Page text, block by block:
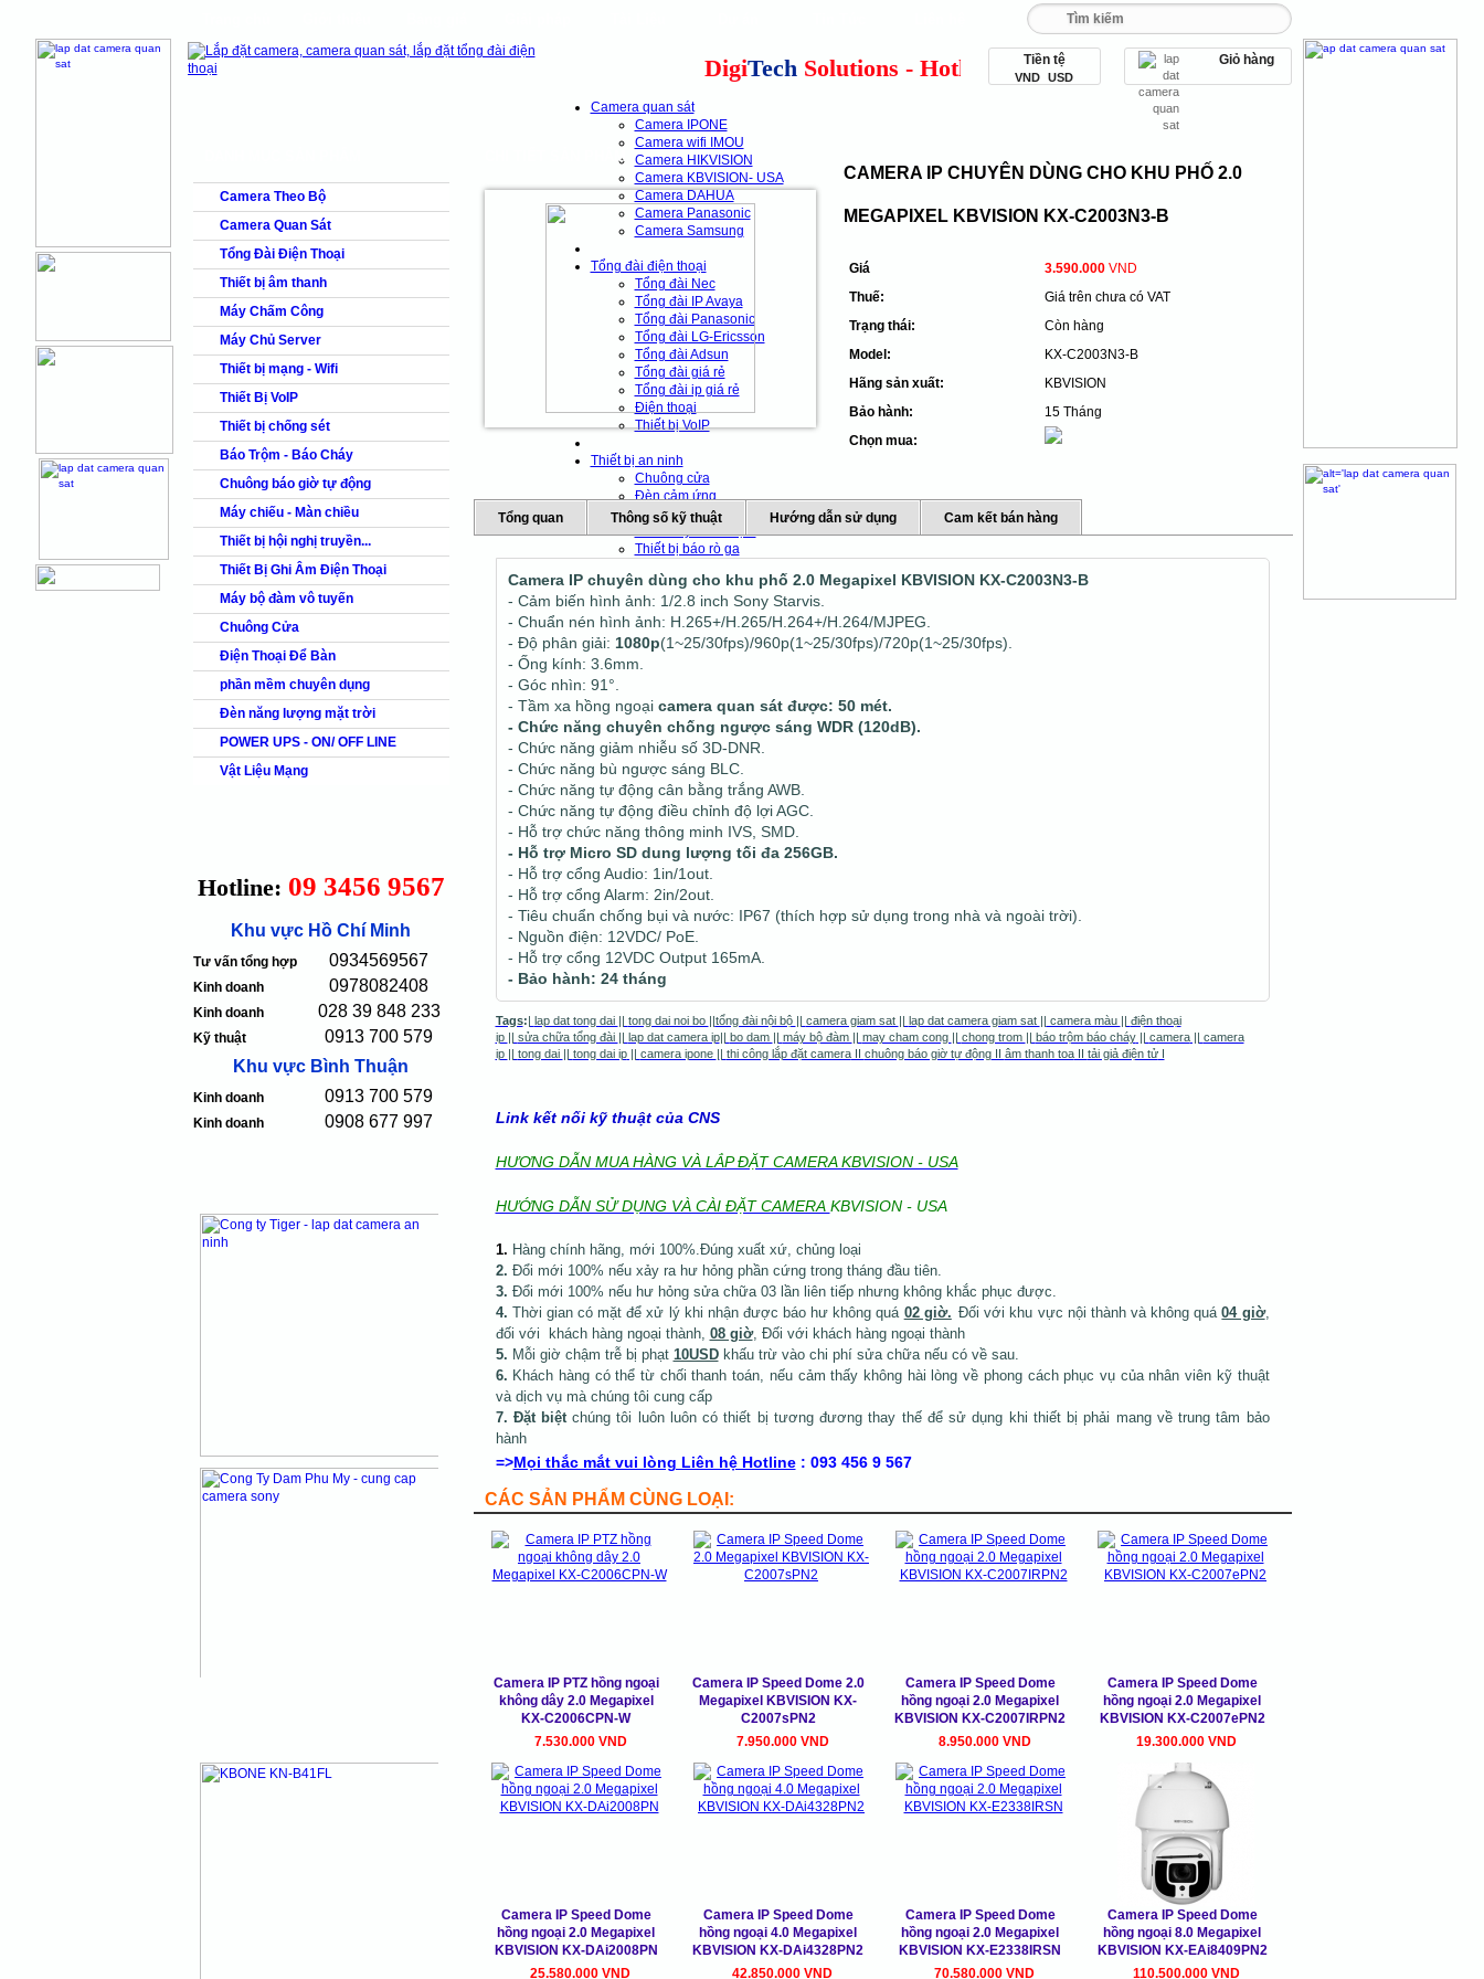
cns
shops faq products our clients DigiTech Solutions - Hotline: 093 456 9 567
Tiền tệ
VND USD
Giỏ hàng
Camera quan sát
Camera IPONE
Camera wifi IMOU
Camera HIKVISION
Camera KBVISION- USA
Camera DAHUA
Camera Panasonic
Camera Samsung
Tổng đài điện thoại
Tổng đài Nec
Tổng đài IP Avaya
Tổng đài Panasonic
Tổng đài LG-Ericsson
Tổng đài Adsun
Tổng đài giá rẻ
Tổng đài ip giá rẻ
Điện thoại
Thiết bị VoIP
Thiết bị an ninh
Chuông cửa
Đèn cảm ứng
Đèn báo trộm
Báo cháy - Báo trộm
Thiết bị báo rò ga
Thiết bị chống sét
Thiết bị văn phòng
Thiết bị mạng - Wifi
Máy chủ
Máy bộ đàm
Máy chiếu và phụ kiện
Chuông báo giờ tự động
Camera Theo Bộ
Camera Quan Sát
Tổng Đài Điện Thoại
Thiết bị âm thanh
Máy Chấm Công
Máy Chủ Server
Thiết bị mạng - Wifi
Thiết Bị VoIP
Thiết bị chống sét
Báo Trộm - Báo Cháy
Chuông báo giờ tự động
Máy chiếu - Màn chiều
Thiết bị hội nghị truyền...
Thiết Bị Ghi Âm Điện Thoại
Máy bộ đàm vô tuyến
Chuông Cửa
Điện Thoại Để Bàn
phần mềm chuyên dụng
Đèn năng lượng mặt trời
POWER UPS - ON/ OFF LINE
Vật Liệu Mạng
Hotline: 09 3456 9567
Khu vực Hồ Chí Minh
Tư vấn tổng hợp 0934569567
Kinh doanh 0978082408
Kinh doanh 028 39 848 233
Kỹ thuật
0913 700 579
Khu vực Bình Thuận
Kinh doanh 0913 700 579
Kinh doanh 0908 677 997
CHI TIẾT SẢN PHẨM
CAMERA IP CHUYÊN DÙNG CHO KHU PHỐ 2.0
MEGAPIXEL KBVISION KX-C2003N3-B
Giá
Thuế:
Trạng thái:
Model:
Hãng sản xuất:
Bảo hành:
Chọn mua:
3.590.000VND
Giá trên chưa có VAT
Còn hàng
KX-C2003N3-B
KBVISION
15 Tháng
Tổng quan Thông số kỹ thuật Hướng dẫn sử dụng Cam kết bán hàng
Camera IP chuyên dùng cho khu phố 2.0 Megapixel KBVISION KX-C2003N3-B
- Cảm biến hình ảnh: 1/2.8 inch Sony Starvis.
- Chuẩn nén hình ảnh: H.265+/H.265/H.264+/H.264/MJPEG.
- Độ phân giải: 1080p(1~25/30fps)/960p(1~25/30fps)/720p(1~25/30fps).
- Ống kính: 3.6mm.
- Góc nhìn: 91°.
- Tầm xa hồng ngoại camera quan sátđược: 50 mét.
- Chức năng chuyên chống ngược sáng WDR (120dB).
- Chức năng giảm nhiễu số 3D-DNR.
- Chức năng bù ngược sáng BLC.
- Chức năng tự động cân bằng trắng AWB.
- Chức năng tự động điều chỉnh độ lợi AGC.
- Hỗ trợ chức năng thông minh IVS, SMD.
- Hỗ trợ Micro SD dung lượng tối đa 256GB.
- Hỗ trợ cổng Audio: 1in/1out.
- Hỗ trợ cổng Alarm: 2in/2out.
- Tiêu chuẩn chống bụi và nước: IP67 (thích hợp sử dụng trong nhà và ngoài trời).
- Nguồn điện: 12VDC/ PoE.
- Hỗ trợ cổng 12VDC Output 165mA.
- Bảo hành: 24 tháng
Tags:| lap dat tong dai || tong dai noi bo ||tổng đài nội bộ || camera giam sat || lap dat camera giam sat || camera màu || điện thoại
ip || sửa chữa tổng đài || lap dat camera ip|| bo dam || máy bộ đàm || may cham cong || chong trom || báo trộm báo cháy|| camera|| camera
ip || tong dai || tong dai ip|| camera ipone || thi công lắp đặt cameraII chuông báo giờ tự độngII âm thanh toaII tải giả điện tửI
Link kết nối kỹ thuật của CNS
HƯƠNG DẪN MUA HÀNG VÀ LẮP ĐẶT CAMERA KBVISION - USA
HƯỚNG DẪN SỬ DỤNG VÀ CÀI ĐẶT CAMERA KBVISION - USA
1. Hàng chính hãng, mới 100%.Đúng xuất xứ, chủng loại
2. Đổi mới 100% nếu xảy ra hư hỏng phần cứng trong tháng đầu tiên.
3. Đổi mới 100% nếu hư hỏng sửa chữa 03 lần liên tiếp nhưng không khắc phục được.
4. Thời gian có mặt để xử lý khi nhận được báo hư không quá 02 giờ. Đối với khu vực nội thành và không quá04 giờ,
đối với khách hàng ngoại thành, 08 giờ, Đối với khách hàng ngoại thành
5. Mỗi giờ chậm trễ bị phạt 10USDkhấu trừ vào chi phí sửa chữa nếu có về sau.
6. Khách hàng có thể từ chối thanh toán, nếu cảm thấy không hài lòng về phong cách phục vụ của nhân viên kỹ thuật
và dịch vụ mà chúng tôi cung cấp
7. Đặt biệtchúng tôi luôn luôn có thiết bị tương đương thay thế để sử dụng khi thiết bị phải mang về trung tâm bảo
hành
=>Mọi thắc mắt vui lòng Liên hệ Hotline: 093 456 9 567
CÁC SẢN PHẨM CÙNG LOẠI:
Camera IP PTZ hồng ngoại
không dây 2.0 Megapixel
KX-C2006CPN-W
7.530.000 VND
Camera IP Speed Dome 2.0
Megapixel KBVISION KX-
C2007sPN2
7.950.000 VND
Camera IP Speed Dome
hồng ngoại 2.0 Megapixel
KBVISION KX-C2007IRPN2
8.950.000 VND
Camera IP Speed Dome
hồng ngoại 2.0 Megapixel
KBVISION KX-C2007ePN2
19.300.000 VND
Camera IP Speed Dome
hồng ngoại 2.0 Megapixel
KBVISION KX-DAi2008PN
25.580.000 VND
Camera IP Speed Dome
hồng ngoại 4.0 Megapixel
KBVISION KX-DAi4328PN2
42.850.000 VND
Camera IP Speed Dome
hồng ngoại 2.0 Megapixel
KBVISION KX-E2338IRSN
70.580.000 VND
Camera IP Speed Dome
hồng ngoại 8.0 Megapixel
KBVISION KX-EAi8409PN2
110.500.000 VND